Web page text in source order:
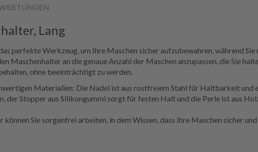
Lang
perfekte Werkzeug, um Ihre Maschen sicher aufzubewahren, während
Maschenhalter an die genaue Anzahl der Maschen anzupassen, die Sie
ohne beeinträchtigt zu werden.
Materialien: Die Nadel ist aus rostfreiem Stahl für Haltbarkeit und
der Stopper aus Silikongummi sorgt für festen Halt und die Perle ist aus
Sie sorgenfrei arbeiten, in dem Wissen, dass Ihre Maschen sicher